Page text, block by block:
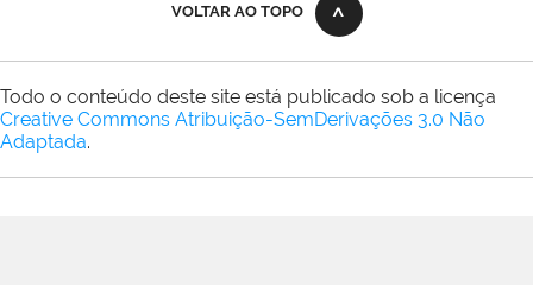
VOLTAR AO TOPO
Todo o conteúdo deste site está publicado sob a licença
Creative Commons Atribuição-SemDerivações 3.0 Não
Adaptada.